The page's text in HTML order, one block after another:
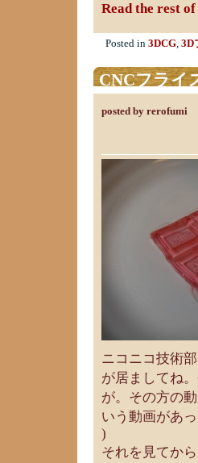
Read the rest
Posted in 3DCG, 3D
CNCフライ
posted by rerofumi
ニコニコ技術
が居ましてね
が。その方の
いう動画があ
)
それを見てか